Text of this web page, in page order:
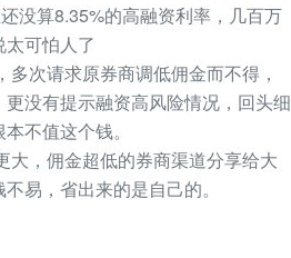
没算8.35%的高融资利率，几百万
可怕人了
次请求原券商调低佣金而不得，
没有提示融资高风险情况，回头细
不值这个钱。
，佣金超低的券商渠道分享给大
易，省出来的是自己的。